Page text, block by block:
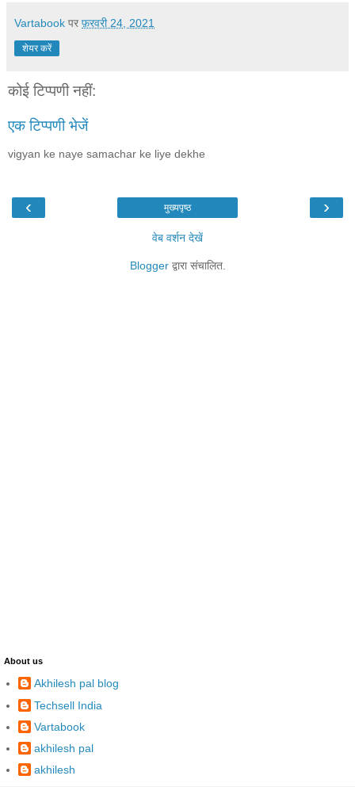
Vartabook पर फ़रवरी 24, 2021
शेयर करें
कोई टिप्पणी नहीं:
एक टिप्पणी भेजें
vigyan ke naye samachar ke liye dekhe
‹ ›
मुख्यपृष्ठ
वेब वर्शन देखें
Bloggerद्वारा संचालित.
About us
Akhilesh pal blog
Techsell India
Vartabook
akhilesh pal
akhilesh